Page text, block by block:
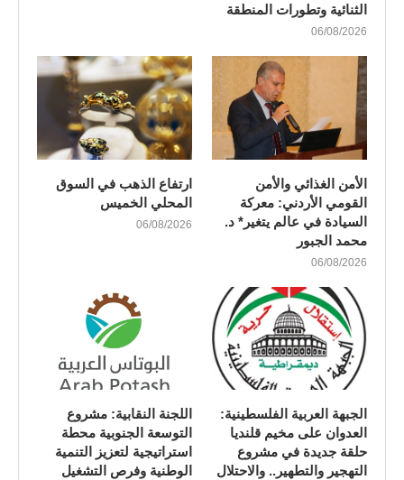
الثنائية وتطورات المنطقة
06/08/2026
الأمن الغذائي والأمن
القومي الأردني: معركة
السيادة في عالم يتغير* د.
محمد الجبور
06/08/2026
ارتفاع الذهب في السوق
المحلي الخميس
06/08/2026
الجبهة العربية الفلسطينية:
العدوان على مخيم قلنديا
حلقة جديدة في مشروع
التهجير والتطهير.. والاحتلال
اللجنة النقابية: مشروع
التوسعة الجنوبية محطة
استراتيجية لتعزيز التنمية
الوطنية وفرص التشغيل